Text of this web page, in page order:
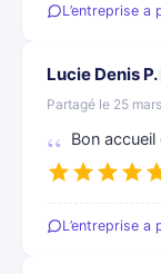
L’entreprise
Lucie Denis P.
Partagé le 25
Bon
L’entreprise